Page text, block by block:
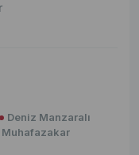
Deniz Manzaralı
Muhafazakar